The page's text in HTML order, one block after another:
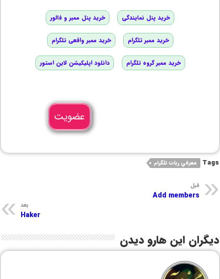
خرید پنل نمایندگی خرید پنل ممبر و فالور
خرید ممبر تلگرام خرید ممبر واقعی تلگرام
خرید ممبر گروه تلگرام دانلود اپلیکیشن لاین استور
عضویت
Tags معرفي ربات تلگرام
قبل
Add members
بعد
Haker
دیگران این هارو دیدن